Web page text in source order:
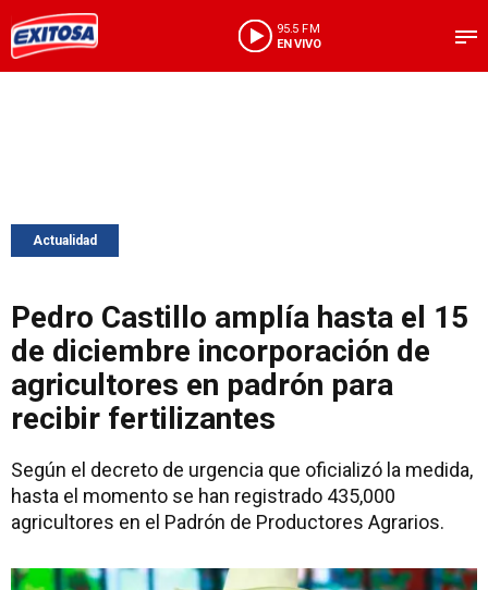
95.5 FM
EN VIVO
Actualidad
Pedro Castillo amplía hasta el 15
de diciembre incorporación de
agricultores en padrón para
recibir fertilizantes
Según el decreto de urgencia que oficializó la medida,
hasta el momento se han registrado 435,000
agricultores en el Padrón de Productores Agrarios.